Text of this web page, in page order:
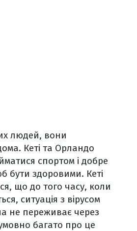
людей, вони
Кеті та Орландо
спортом і добре
бути здоровими. Кеті
що до того часу, коли
ситуація з вірусом
не переживає через
багато про це